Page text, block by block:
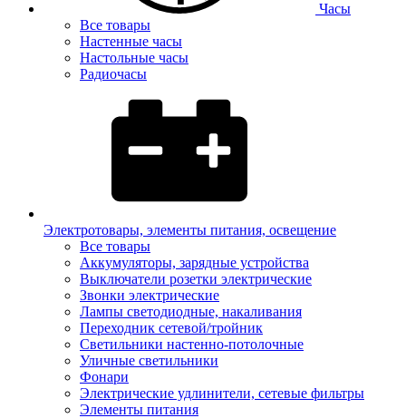
Часы
Все товары
Настенные часы
Настольные часы
Радиочасы
Электротовары, элементы питания, освещение
Все товары
Аккумуляторы, зарядные устройства
Выключатели розетки электрические
Звонки электрические
Лампы светодиодные, накаливания
Переходник сетевой/тройник
Светильники настенно-потолочные
Уличные светильники
Фонари
Электрические удлинители, сетевые фильтры
Элементы питания